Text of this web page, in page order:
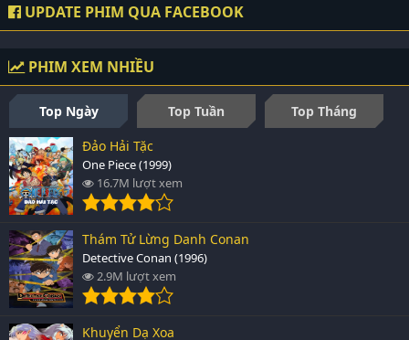
UPDATE PHIM QUA FACEBOOK
PHIM XEM NHIỀU
Top Ngày Top Tuần
Top Tháng
Đảo Hải Tặc
One Piece (1999)
16.7M lượt xem
Thám Tử Lừng Danh Conan
Detective Conan (1996)
2.9M lượt xem
Khuyển Dạ Xoa